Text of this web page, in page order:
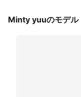
Minty yuuのモデル